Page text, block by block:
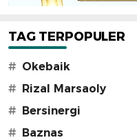
TAG TERPOPULER
# Okebaik
# Rizal Marsaoly
# Bersinergi
# Baznas